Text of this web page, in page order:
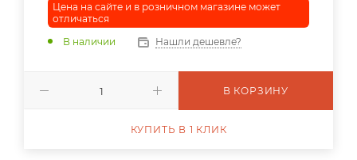
Цена на сайте и в розничном магазине может
отличаться
В наличии
Нашли дешевле?
В КОРЗИНУ
КУПИТЬ В 1 КЛИК